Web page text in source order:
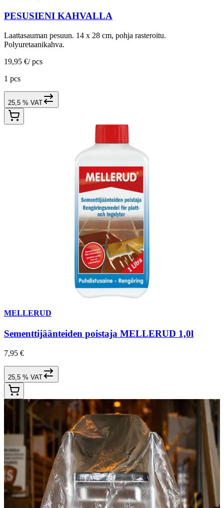
PESUSIENI KAHVALLA
Laattasauman pesuun. 14 x 28 cm, pohja rasteroitu.
Polyuretaanikahva.
19,95 €/ pcs
1 pcs
25,5 % VAT
MELLERUD
Sementtijäänteiden poistaja MELLERUD 1,0l
7,95 €
25,5 % VAT